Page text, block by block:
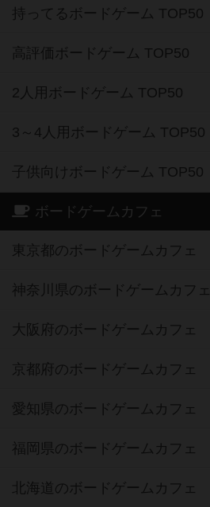
持ってるボードゲーム TOP50
高評価ボードゲーム TOP50
2人用ボードゲーム TOP50
3～4人用ボードゲーム TOP50
子供向けボードゲーム TOP50
ボードゲームカフェ
東京都のボードゲームカフェ
神奈川県のボードゲームカフェ
大阪府のボードゲームカフェ
京都府のボードゲームカフェ
愛知県のボードゲームカフェ
福岡県のボードゲームカフェ
北海道のボードゲームカフェ